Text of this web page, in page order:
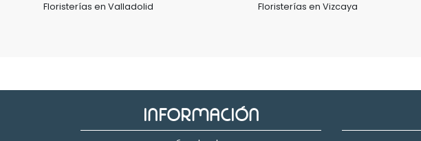
Floristerías en Valladolid Floristerías en Vizcaya
INFORMACIÓN